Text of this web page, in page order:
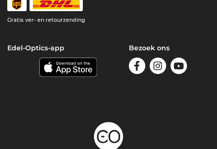
Gratis ver- en retourzending
Edel-Optics-app Bezoek ons